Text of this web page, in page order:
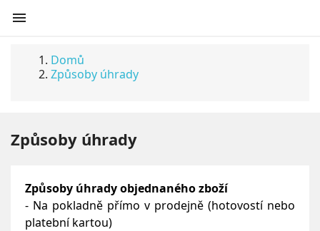

Domů
Způsoby úhrady
Způsoby úhrady
Způsoby úhrady objednaného zboží
- Na pokladně přímo v prodejně (hotovostí nebo
platební kartou)